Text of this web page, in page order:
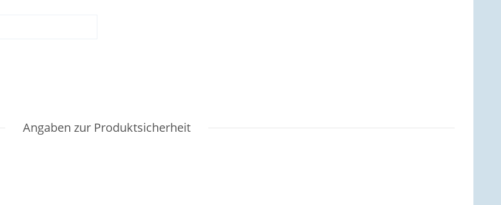
Angaben zur Produktsicherheit